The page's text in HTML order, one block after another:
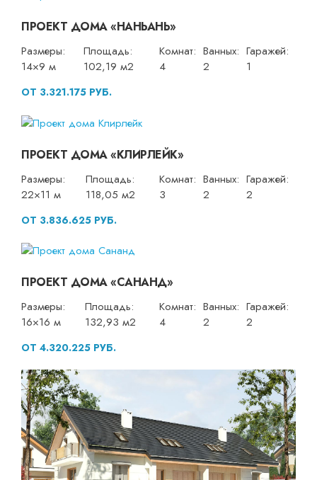
ПРОЕКТ ДОМА «НАНЬАНЬ»
Размеры:
14×9 м
Площадь:
102,19 м2
Комнат:
4
Ванных:
2
Гаражей:
1
ОТ 3.321.175 РУБ.
ПРОЕКТ ДОМА «КЛИРЛЕЙК»
Размеры:
22×11 м
Площадь:
118,05 м2
Комнат:
3
Ванных:
2
Гаражей:
2
ОТ 3.836.625 РУБ.
ПРОЕКТ ДОМА «САНАНД»
Размеры:
16×16 м
Площадь:
132,93 м2
Комнат:
4
Ванных:
2
Гаражей:
2
ОТ 4.320.225 РУБ.